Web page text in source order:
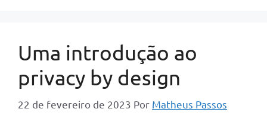
Uma introdução ao
privacy by design
22 de fevereiro de 2023 Por Matheus Passos